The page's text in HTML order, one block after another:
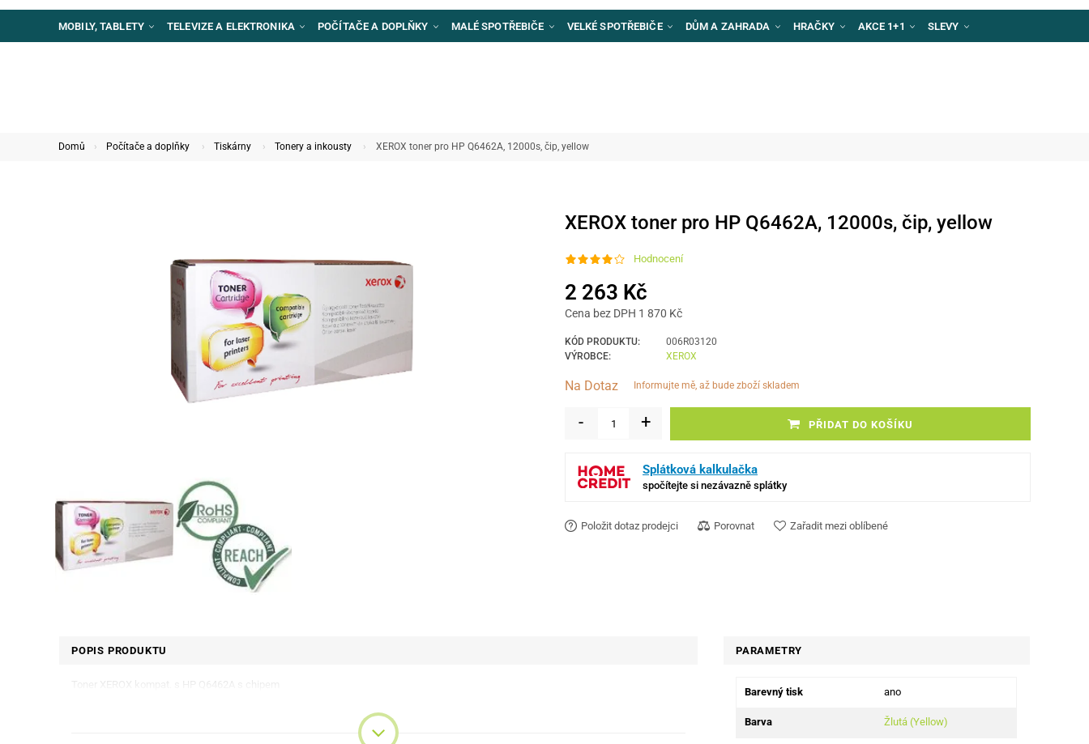
MOBILY, TABLETY TELEVIZE A ELEKTRONIKA POČÍTAČE A DOPLŇKY MALÉ SPOTŘEBIČE VELKÉ SPOTŘEBIČE DŮM A ZAHRADA HRAČKY AKCE 1+1 SLEVY
Domů Počítače a doplňky Tiskárny Tonery a inkousty XEROX toner pro HP Q6462A, 12000s, čip, yellow
XEROX toner pro HP Q6462A, 12000s, čip, yellow
Hodnocení
2 263 Kč
Cena bez DPH 1 870 Kč
KÓD PRODUKTU:
006R03120
VÝROBCE:
XEROX
Na Dotaz informujte mě, až bude zboží skladem
- + PŘIDAT DO KOŠÍKU
Splátková kalkulačka
spočítejte si nezávazně splátky
Položit dotaz prodejci Porovnat Zařadit mezi oblíbené
POPIS PRODUKTU PARAMETRY
Barevný tisk ano
Barva Žlutá (Yellow)